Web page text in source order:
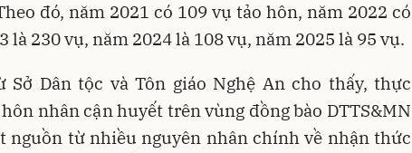
đó, năm 2021 có 109 vụ tảo hôn, năm 2022 có
là 230 vụ, năm 2024 là 108 vụ, năm 2025 là 95 vụ.
Sở Dân tộc và Tôn giáo Nghệ An cho thấy, thực
nhân cận huyết trên vùng đồng bào DTTS&MN
nguồn từ nhiều nguyên nhân chính về nhận thức